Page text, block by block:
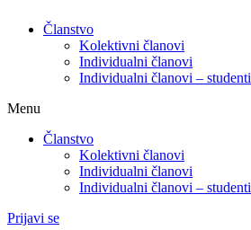
Članstvo
Kolektivni članovi
Individualni članovi
Individualni članovi – studenti
Menu
Članstvo
Kolektivni članovi
Individualni članovi
Individualni članovi – studenti
Prijavi se